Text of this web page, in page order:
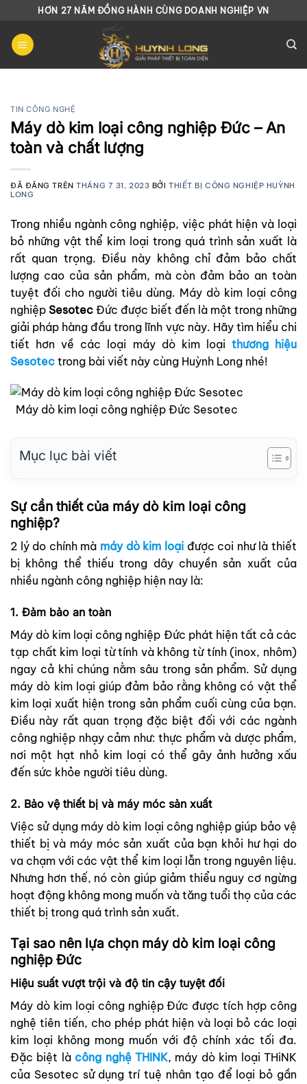
Chuyển
nội
dung
HƠN 27 NĂM ĐỒNG HÀNH CÙNG DOANH NGHIỆP VN
TIN CÔNG NGHỆ
Máy dò kim loại công nghiệp Đức – An
toàn và chất lượng
ĐÃ ĐĂNG TRÊNTHÁNG 7 31, 2023 BỞITHIẾT BỊ CÔNG NGHIỆP HUỲNH
LONG
Trong nhiều ngành công nghiệp, việc phát hiện và loại
bỏ những vật thể kim loại trong quá trình sản xuất là
rất quan trọng. Điều này không chỉ đảm bảo chất
lượng cao của sản phẩm, mà còn đảm bảo an toàn
tuyệt đối cho người tiêu dùng. Máy dò kim loại công
nghiệp Sesotec Đức được biết đến là một trong những
giải pháp hàng đầu trong lĩnh vực này. Hãy tìm hiểu chi
tiết hơn về các loại máy dò kim loại thương hiệu
Sesotec trong bài viết này cùng Huỳnh Long nhé!
Máy dò kim loại công nghiệp Đức Sesotec
Mục lục bài viết
Sự cần thiết của máy dò kim loại công
nghiệp?
2 lý do chính mà máy dò kim loạiđược coi như là thiết
bị không thể thiếu trong dây chuyền sản xuất của
nhiều ngành công nghiệp hiện nay là:
1. Đảm bảo an toàn
Máy dò kim loại công nghiệp Đức phát hiện tất cả các
tạp chất kim loại từ tính và không từ tính (inox, nhôm)
ngay cả khi chúng nằm sâu trong sản phẩm. Sử dụng
máy dò kim loại giúp đảm bảo rằng không có vật thể
kim loại xuất hiện trong sản phẩm cuối cùng của bạn.
Điều này rất quan trọng đặc biệt đối với các ngành
công nghiệp nhạy cảm như: thực phẩm và dược phẩm,
nơi một hạt nhỏ kim loại có thể gây ảnh hưởng xấu
đến sức khỏe người tiêu dùng.
2. Bảo vệ thiết bị và máy móc sản xuất
Việc sử dụng máy dò kim loại công nghiệp giúp bảo vệ
thiết bị và máy móc sản xuất của bạn khỏi hư hại do
va chạm với các vật thể kim loại lẫn trong nguyên liệu.
Nhưng hơn thế, nó còn giúp giảm thiểu nguy cơ ngừng
hoạt động không mong muốn và tăng tuổi thọ của các
thiết bị trong quá trình sản xuất.
Tại sao nên lựa chọn máy dò kim loại công
nghiệp Đức
Hiệu suất vượt trội và độ tin cậy tuyệt đối
Máy dò kim loại công nghiệp Đức được tích hợp công
nghệ tiên tiến, cho phép phát hiện và loại bỏ các loại
kim loại không mong muốn với độ chính xác tối đa.
Đặc biệt là công nghệ THINK, máy dò kim loại THiNK
của Sesotec sử dụng trí tuệ nhân tạo để loại bỏ gần